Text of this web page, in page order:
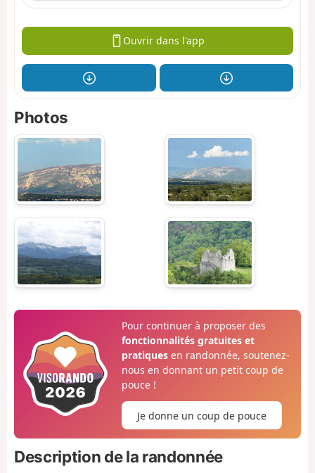
Ouvrir dans l'app
Photos
Pour continuer à proposer des
fonctionnalités gratuites et
pratiquesen randonnée, soutenez-
nous en donnant un petit coup de
pouce !
Je donne un coup de pouce
Description de la randonnée